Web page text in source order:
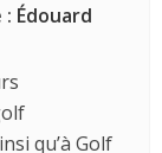
: Édouard
qu’à Golf